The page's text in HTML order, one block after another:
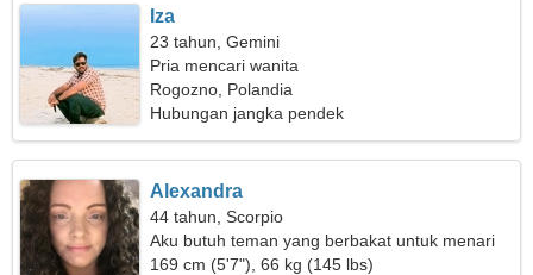
Iza
23 tahun, Gemini
Pria mencari wanita
Rogozno, Polandia
Hubungan jangka pendek
Alexandra
44 tahun, Scorpio
Aku butuh teman yang berbakat untuk menari
169 cm (5'7"), 66 kg (145 lbs)